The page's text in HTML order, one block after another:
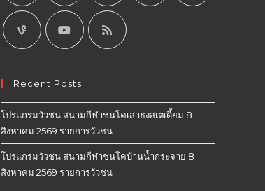
Recent Posts
โปรแกรมวัวชน สนามกีฬาชนโคเสาธงสเตเดี้ยม 8
สิงหาคม 2569 รายการวัวชน
โปรแกรมวัวชน สนามกีฬาชนโคบ้านน้ำกระจาย 8
สิงหาคม 2569 รายการวัวชน